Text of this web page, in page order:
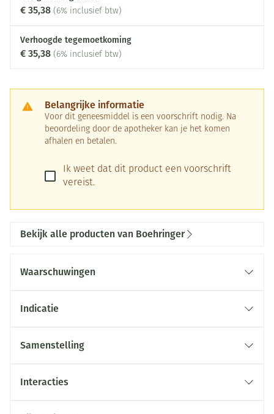
€ 35,38 (6% inclusief btw)
Verhoogde tegemoetkoming
€ 35,38 (6% inclusief btw)
Belangrijke informatie
Voor dit geneesmiddel is een voorschrift nodig. Na
beoordeling door de apotheker kan je het komen
afhalen en betalen.
Ik weet dat dit product een voorschrift
vereist.
Bekijk alle producten van Boehringer
Waarschuwingen
hoek�glaucoom), prostaat-problemen of als u
Als u een nieraandoening heeft, raadpleeg dan uw
Indicatie
Samenstelling
Interacties